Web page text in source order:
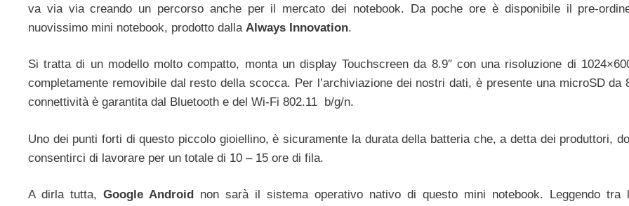
va via via creando un percorso anche per il mercato dei notebook. Da poche ore è disponibile il pre-
nuovissimo mini notebook, prodotto dalla Always Innovation.
Si tratta di un modello molto compatto, monta un display Touchscreen da 8.9″ con una risoluzione di
completamente removibile dal resto della scocca. Per l’archiviazione dei nostri dati, è presente una microSD da
connettività è garantita dal Bluetooth e del Wi-Fi 802.11 b/g/n.
Uno dei punti forti di questo piccolo gioiellino, è sicuramente la durata della batteria che, a detta dei produttori,
consentirci di lavorare per un totale di 10 – 15 ore di fila.
A dirla tutta, Google Android non sarà il sistema operativo nativo di questo mini notebook. Leggendo tra